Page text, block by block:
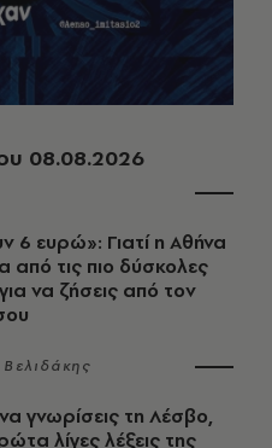
08.08.2026
6 ευρώ»: Γιατί η Αθήνα
από τις πιο δύσκολες
να ζήσεις από τον
γνωρίσεις τη Λέσβο,
λίγες λέξεις της